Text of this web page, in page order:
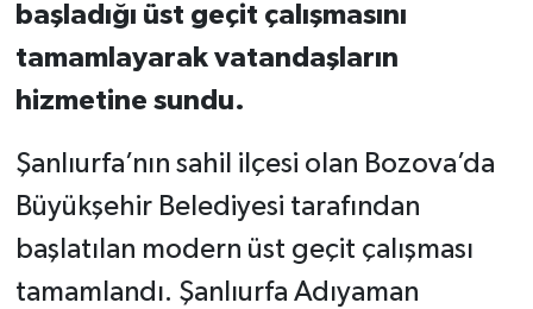
başladığı üst geçit çalışmasını
tamamlayarak vatandaşların
hizmetine sundu.
Şanlıurfa’nın sahil ilçesi olan Bozova’da
Büyükşehir Belediyesi tarafından
başlatılan modern üst geçit çalışması
tamamlandı. Şanlıurfa Adıyaman